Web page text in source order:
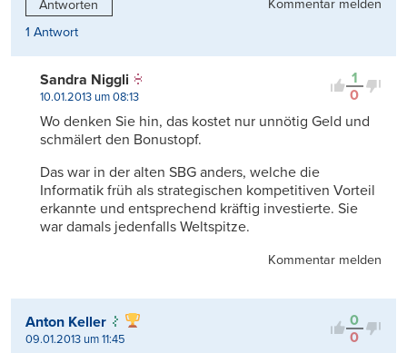
Antworten
Kommentar melden
1 Antwort
1
0
Sandra Niggli
10.01.2013 um 08:13
Wo denken Sie hin, das kostet nur unnötig Geld und
schmälert den Bonustopf.
Das war in der alten SBG anders, welche die
Informatik früh als strategischen kompetitiven Vorteil
erkannte und entsprechend kräftig investierte. Sie
war damals jedenfalls Weltspitze.
Kommentar melden
0
0
Anton Keller
09.01.2013 um 11:45